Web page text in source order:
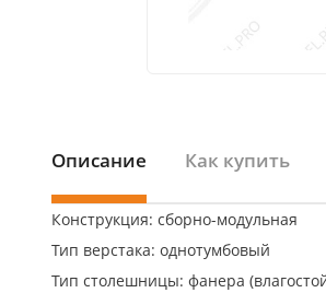
Описание Как купить
Конструкция: сборно-модульная
Тип верстака: однотумбовый
Тип столешницы: фанера